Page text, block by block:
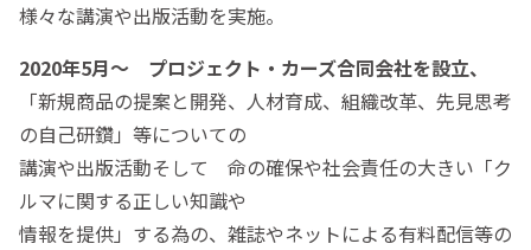
様々な講演や出版活動を実施。
2020年5月～ プロジェクト・カーズ合同会社を設立、
「新規商品の提案と開発、人材育成、組織改革、先見思考
の自己研鑽」等についての
講演や出版活動そして 命の確保や社会責任の大きい「ク
ルマに関する正しい知識や
情報を提供」する為の、雑誌やネットによる有料配信等の